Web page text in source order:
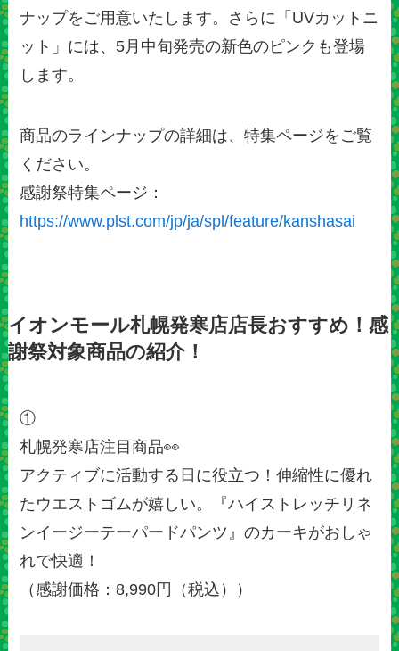
ナップをご用意いたします。さらに「UVカットニ
ット」には、5月中旬発売の新色のピンクも登場
します。
商品のラインナップの詳細は、特集ページをご覧
ください。
感謝祭特集ページ：
https://www.plst.com/jp/ja/spl/feature/kanshasai
イオンモール札幌発寒店店長おすすめ！感
謝祭対象商品の紹介！
①
札幌発寒店注目商品👀
アクティブに活動する日に役立つ！伸縮性に優れ
たウエストゴムが嬉しい。『ハイストレッチリネ
ンイージーテーパードパンツ』のカーキがおしゃ
れで快適！
（感謝価格：8,990円（税込））